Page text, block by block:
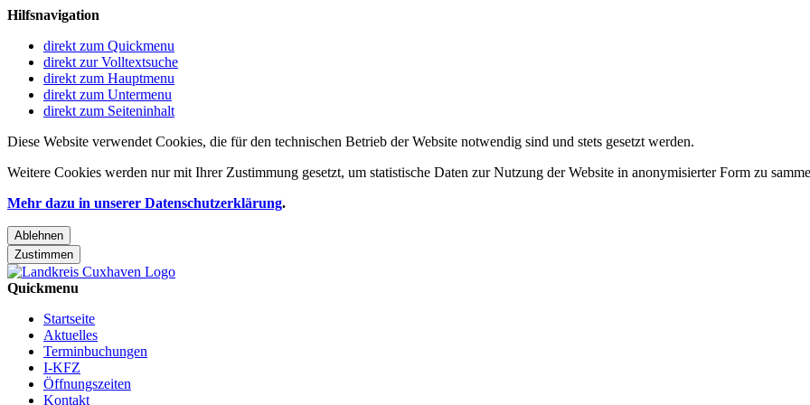
Hilfsnavigation
direkt zum Quickmenu
direkt zur Volltextsuche
direkt zum Hauptmenu
direkt zum Untermenu
direkt zum Seiteninhalt
Diese Website verwendet Cookies, die für den technischen Betrieb der Website notwendig sind und stets gesetzt werden.
Weitere Cookies werden nur mit Ihrer Zustimmung gesetzt, um statistische Daten zur Nutzung der Website in anonymisierter Form zu
Mehr dazu in unserer Datenschutzerklärung.
Ablehnen
Zustimmen
Quickmenu
Startseite
Aktuelles
Terminbuchungen
I-KFZ
Öffnungszeiten
Kontakt